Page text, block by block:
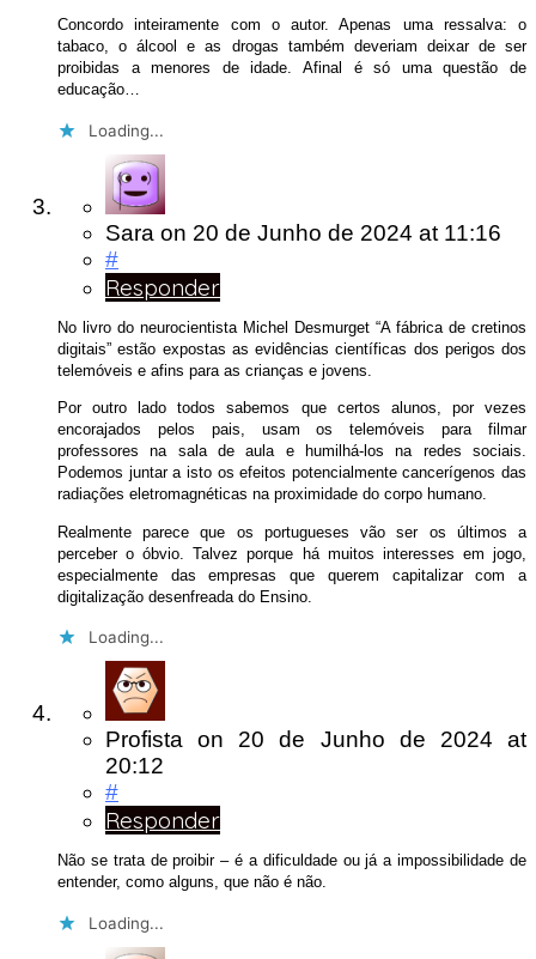
Concordo inteiramente com o autor. Apenas uma ressalva: o
tabaco, o álcool e as drogas também deveriam deixar de ser
proibidas a menores de idade. Afinal é só uma questão de
educação…
Loading...
Sara on 20 de Junho de 2024 at 11:16
#
Responder
No livro do neurocientista Michel Desmurget “A fábrica de cretinos
digitais” estão expostas as evidências científicas dos perigos dos
telemóveis e afins para as crianças e jovens.
Por outro lado todos sabemos que certos alunos, por vezes
encorajados pelos pais, usam os telemóveis para filmar
professores na sala de aula e humilhá-los na redes sociais.
Podemos juntar a isto os efeitos potencialmente cancerígenos das
radiações eletromagnéticas na proximidade do corpo humano.
Realmente parece que os portugueses vão ser os últimos a
perceber o óbvio. Talvez porque há muitos interesses em jogo,
especialmente das empresas que querem capitalizar com a
digitalização desenfreada do Ensino.
Loading...
Profista on 20 de Junho de 2024at
20:12
#
Responder
Não se trata de proibir – é a dificuldade ou já a impossibilidade de
entender, como alguns, que não é não.
Loading...